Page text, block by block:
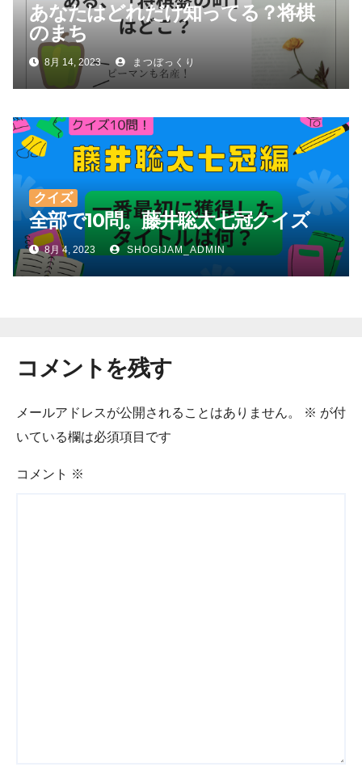
あなたはどれだけ知ってる？将棋
のまち
8月 14, 2023 まつぼっくり
クイズ
全部で10問。藤井聡太七冠クイズ
8月 4, 2023 SHOGIJAM_ADMIN
コメントを残す
メールアドレスが公開されることはありません。 ※ が付
いている欄は必須項目です
コメント ※